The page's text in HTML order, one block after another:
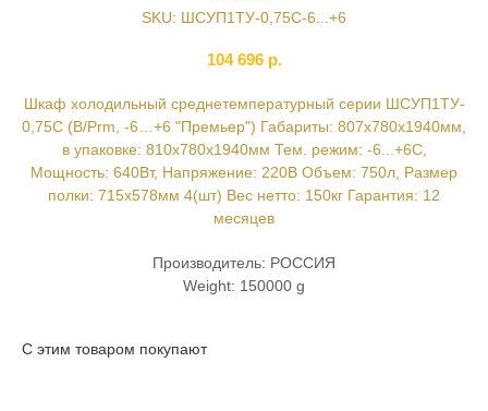
SKU: ШСУП1ТУ-0,75С-6...+6
104 696 р.
Шкаф холодильный среднетемпературный серии ШСУП1ТУ-
0,75С (B/Prm, -6…+6 "Премьер") Габариты: 807х780х1940мм,
в упаковке: 810х780х1940мм Тем. режим: -6...+6С,
Мощность: 640Вт, Напряжение: 220В Объем: 750л, Размер
полки: 715х578мм 4(шт) Вес нетто: 150кг Гарантия: 12
месяцев
Производитель: РОССИЯ
Weight: 150000 g
С этим товаром покупают